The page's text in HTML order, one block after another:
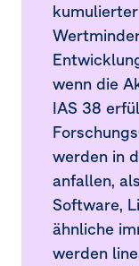
Steuern vom
Ergebnis je
Immaterielle
Sachanlagen
At-equity
Vorräte
Finanzielle
wenn die
IAS 38
werden in
anfallen,
Software,
ähnliche
werden